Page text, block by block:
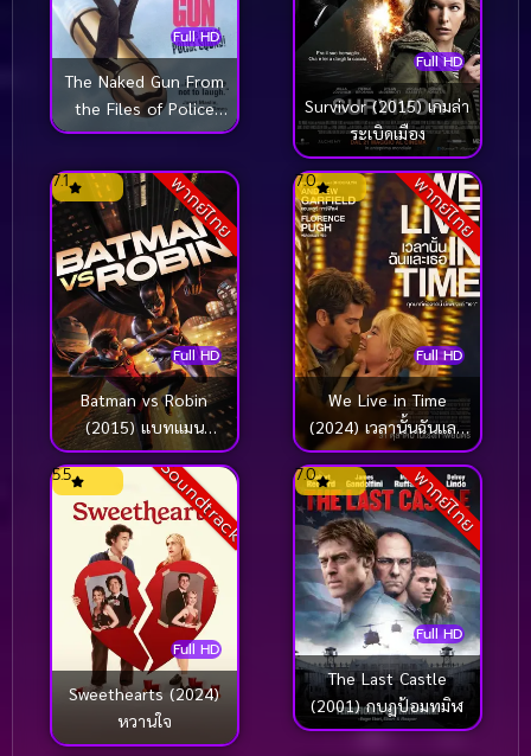
Full HD
The Naked Gun From
the Files of Police
Squad (1988) ปืน
Full HD
Survivor (2015) เกมล่า
ระเบิดเมือง
พากย์ไทย
Full HD
7.1
Batman vs Robin
(2015) แบทแมน
ปะทะ โรบิน
พากย์ไทย
Full HD
7.0
We Live in Time
(2024) เวลานั้นฉันและ
เธอ
Soundtrack
Full HD
5.5
Sweethearts (2024)
หวานใจ
พากย์ไทย
Full HD
7.0
The Last Castle
(2001) กบฏป้อมทมิฬ